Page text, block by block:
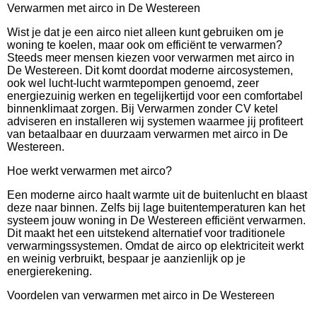
Verwarmen met airco in De Westereen
Wist je dat je een airco niet alleen kunt gebruiken om je
woning te koelen, maar ook om efficiënt te verwarmen?
Steeds meer mensen kiezen voor verwarmen met airco in
De Westereen. Dit komt doordat moderne aircosystemen,
ook wel lucht-lucht warmtepompen genoemd, zeer
energiezuinig werken en tegelijkertijd voor een comfortabel
binnenklimaat zorgen. Bij Verwarmen zonder CV ketel
adviseren en installeren wij systemen waarmee jij profiteert
van betaalbaar en duurzaam verwarmen met airco in De
Westereen.
Hoe werkt verwarmen met airco?
Een moderne airco haalt warmte uit de buitenlucht en blaast
deze naar binnen. Zelfs bij lage buitentemperaturen kan het
systeem jouw woning in De Westereen efficiënt verwarmen.
Dit maakt het een uitstekend alternatief voor traditionele
verwarmingssystemen. Omdat de airco op elektriciteit werkt
en weinig verbruikt, bespaar je aanzienlijk op je
energierekening.
Voordelen van verwarmen met airco in De Westereen